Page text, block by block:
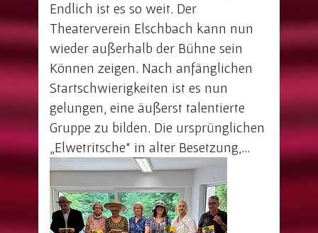
Endlich ist es so weit. Der
Theaterverein Elschbach kann nun
wieder außerhalb der Bühne sein
Können zeigen. Nach anfänglichen
Startschwierigkeiten ist es nun
gelungen, eine äußerst talentierte
Gruppe zu bilden. Die ursprünglichen
„Elwetritsche“ in alter Besetzung,…